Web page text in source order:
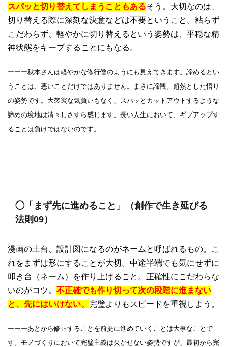
スパッと切り替えてしまうこともあるそう。大切なのは、
切り替える際に深刻な決意などは不要ということ。粘らず
こだわらず、軽やかに切り替えるという姿勢は、平穏な精
神状態をキープすることにもなる。
ーーー秋本さんは軽やかな修行僧のようにも見えてきます。諦めるとい
うことは、悪いことだけではありません。まさに諦観。超然とした悟り
の姿勢です。大袈裟な気負いもなく、スパッとカットアウトするような
諦めの境地は清々しさすら感じます。長い人生において、ギブアップす
ることは負けではないのです。
◯「まず先に進めること」（創作で生き延びる
法則09）
漫画の土台、設計図になるのがネームと呼ばれるもの。こ
れをまずは形にすることが大切。中途半端でも気にせずに
叩き台（ネーム）を作り上げること。正確性にこだわらな
いのがコツ。 不正確でも作り切って次の段階に進まない
と、先にはいけない。 完璧よりもスピードを重視しよう。
ーーーあとから修正することを前提に進めていくことは大事なことで
す。モノづくりにおいて完璧主義は欠かせない姿勢ですが、最初から完